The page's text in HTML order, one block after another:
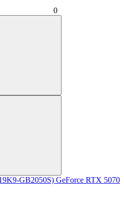
0
GB2050S) GeForce RTX 5070